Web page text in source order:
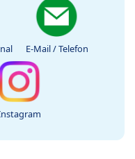
E-Mail / Telefon